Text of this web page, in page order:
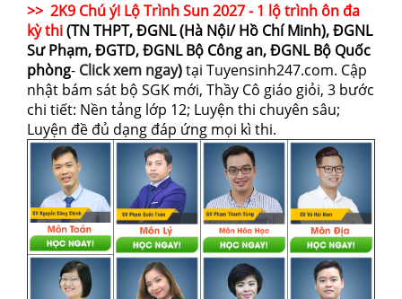
>> 2K9 Chú ý! Lộ Trình Sun 2027 - 1 lộ trình ôn đa
kỳ thi(TN THPT, ĐGNL (Hà Nội/ Hồ Chí Minh), ĐGNL
Sư Phạm, ĐGTD, ĐGNL Bộ Công an, ĐGNL Bộ Quốc
phòng- Click xem ngay)tại Tuyensinh247.com. Cập
nhật bám sát bộ SGK mới, Thầy Cô giáo giỏi, 3 bước
chi tiết: Nền tảng lớp 12; Luyện thi chuyên sâu;
Luyện đề đủ dạng đáp ứng mọi kì thi.